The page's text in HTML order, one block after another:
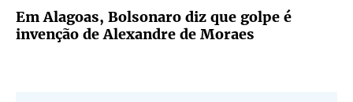
Em Alagoas, Bolsonaro diz que golpe é
invenção de Alexandre de Moraes